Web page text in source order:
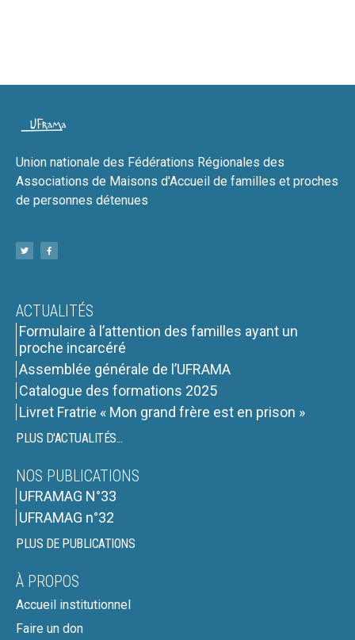
Union nationale des Fédérations Régionales des
Associations de Maisons d'Accueil de familles et proches
de personnes détenues
ACTUALITÉS
Formulaire à l’attention des familles ayant un
proche incarcéré
Assemblée générale de l’UFRAMA
Catalogue des formations 2025
Livret Fratrie « Mon grand frère est en prison »
PLUS D'ACTUALITÉS...
NOS PUBLICATIONS
UFRAMAG N°33
UFRAMAG n°32
PLUS DE PUBLICATIONS
À PROPOS
Accueil institutionnel
Faire un don